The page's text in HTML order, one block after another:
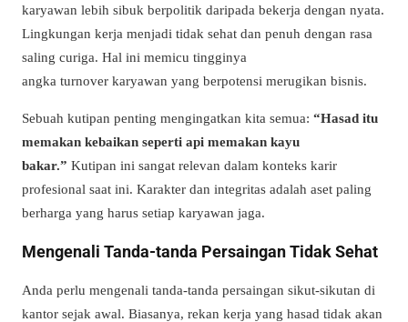
karyawan lebih sibuk berpolitik daripada bekerja dengan nyata.
Lingkungan kerja menjadi tidak sehat dan penuh dengan rasa
saling curiga. Hal ini memicu tingginya
angka turnover karyawan yang berpotensi merugikan bisnis.
Sebuah kutipan penting mengingatkan kita semua: “Hasad itu
memakan kebaikan seperti api memakan kayu
bakar.” Kutipan ini sangat relevan dalam konteks karir
profesional saat ini. Karakter dan integritas adalah aset paling
berharga yang harus setiap karyawan jaga.
Mengenali Tanda-tanda Persaingan Tidak Sehat
Anda perlu mengenali tanda-tanda persaingan sikut-sikutan di
kantor sejak awal. Biasanya, rekan kerja yang hasad tidak akan